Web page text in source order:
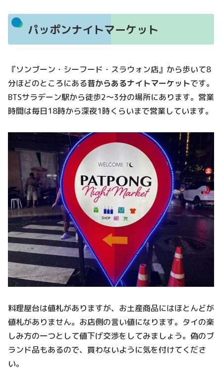
パッポンナイトマーケット
『ソンブーン・シーフード・スラウォン店』から歩いて8
分ほどのところにある昔からあるナイトマーケットです。
BTSサラデーン駅から徒歩2～3分の場所にあります。営業
時間は毎日18時から深夜1時くらいまで営業しています。
料理屋台は値札がありますが、お土産商品にはほとんどが
値札がありません。お店側の言い値になります。タイの楽
しみ方の一つとして値下げ交渉をしてみましょう。偽のブ
ランド品もあるので、買わないように気を付けてくださ
い。